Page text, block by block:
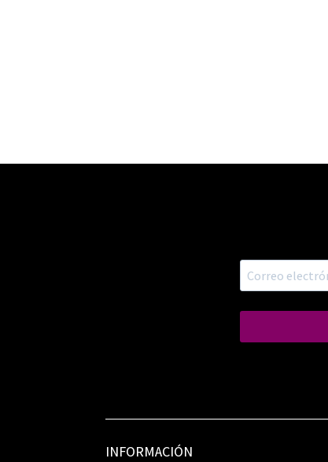
INFORMACIÓN